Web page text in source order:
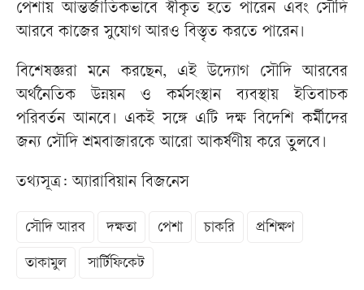
পেশায় আন্তর্জাতিকভাবে স্বীকৃত হতে পারেন এবং সৌদি
আরবে কাজের সুযোগ আরও বিস্তৃত করতে পারেন।
বিশেষজ্ঞরা মনে করছেন, এই উদ্যোগ সৌদি আরবের
অর্থনৈতিক উন্নয়ন ও কর্মসংস্থান ব্যবস্থায় ইতিবাচক
পরিবর্তন আনবে। একই সঙ্গে এটি দক্ষ বিদেশি কর্মীদের
জন্য সৌদি শ্রমবাজারকে আরো আকর্ষণীয় করে তুলবে।
তথ্যসূত্র: অ্যারাবিয়ান বিজনেস
সৌদি আরব দক্ষতা পেশা চাকরি প্রশিক্ষণ
তাকামুল সার্টিফিকেট